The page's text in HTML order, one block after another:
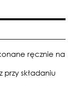
ręcznie na
składaniu